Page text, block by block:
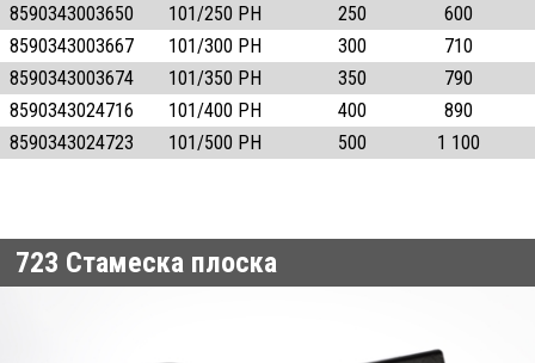
8590343003650
101/250 PH 250
600
8590343003667
101/300 PH 300
710
8590343003674
101/350 PH 350
790
8590343024716
101/400 PH 400
890
8590343024723
101/500 PH 500 1 100
723 Стамеска плоска